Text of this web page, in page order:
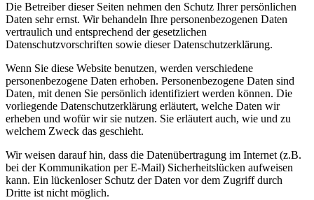
Die Betreiber dieser Seiten nehmen den Schutz Ihrer persönlichen
Daten sehr ernst. Wir behandeln Ihre personenbezogenen Daten
vertraulich und entsprechend der gesetzlichen
Datenschutzvorschriften sowie dieser Datenschutzerklärung.
Wenn Sie diese Website benutzen, werden verschiedene
personenbezogene Daten erhoben. Personenbezogene Daten sind
Daten, mit denen Sie persönlich identifiziert werden können. Die
vorliegende Datenschutzerklärung erläutert, welche Daten wir
erheben und wofür wir sie nutzen. Sie erläutert auch, wie und zu
welchem Zweck das geschieht.
Wir weisen darauf hin, dass die Datenübertragung im Internet (z.B.
bei der Kommunikation per E-Mail) Sicherheitslücken aufweisen
kann. Ein lückenloser Schutz der Daten vor dem Zugriff durch
Dritte ist nicht möglich.